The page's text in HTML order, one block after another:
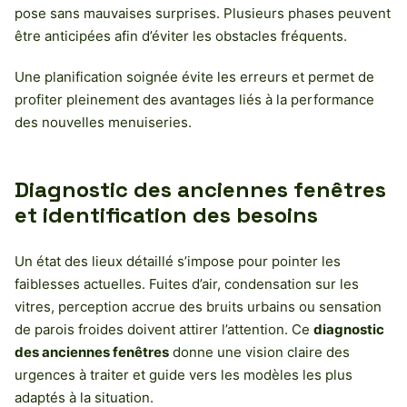
pose sans mauvaises surprises. Plusieurs phases peuvent
être anticipées afin d’éviter les obstacles fréquents.
Une planification soignée évite les erreurs et permet de
profiter pleinement des avantages liés à la performance
des nouvelles menuiseries.
Diagnostic des anciennes fenêtres
et identification des besoins
Un état des lieux détaillé s’impose pour pointer les
faiblesses actuelles. Fuites d’air, condensation sur les
vitres, perception accrue des bruits urbains ou sensation
de parois froides doivent attirer l’attention. Ce diagnostic
des anciennes fenêtres donne une vision claire des
urgences à traiter et guide vers les modèles les plus
adaptés à la situation.